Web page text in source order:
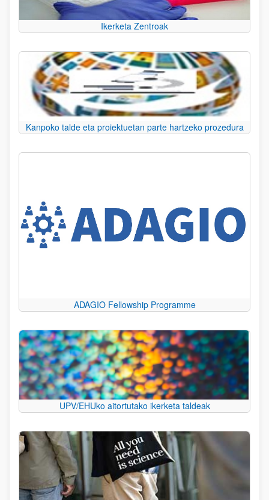
Ikerketa Zentroak
Kanpoko talde eta proiektuetan parte hartzeko prozedura
ADAGIO Fellowship Programme
UPV/EHUko aitortutako ikerketa taldeak